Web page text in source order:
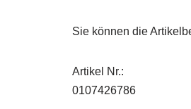
Sie können die
Artikel Nr.:
0107426786